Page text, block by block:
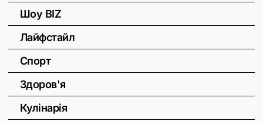
Шоу BIZ
Лайфстайл
Спорт
Здоров'я
Кулінарія